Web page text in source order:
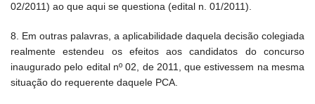
02/2011) ao que aqui se questiona (edital n. 01/2011).
8. Em outras palavras, a aplicabilidade daquela decisão colegiada
realmente estendeu os efeitos aos candidatos do concurso
inaugurado pelo edital nº 02, de 2011, que estivessem na mesma
situação do requerente daquele PCA.